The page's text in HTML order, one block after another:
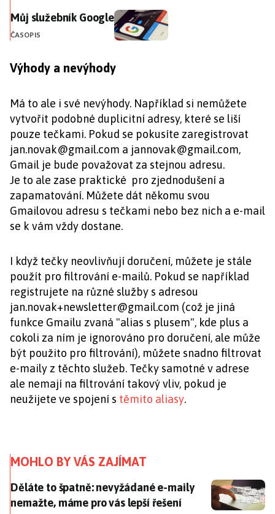
Můj služebník Google
Můj služebník Google
ČASOPIS
Výhody a nevýhody
Má to ale i své nevýhody. Například si nemůžete
vytvořit podobné duplicitní adresy, které se liší
pouze tečkami. Pokud se pokusíte zaregistrovat
jan.novak@gmail.com a jannovak@gmail.com,
Gmail je bude považovat za stejnou adresu.
Je to ale zase praktické pro zjednodušení a
zapamatování. Můžete dát někomu svou
Gmailovou adresu s tečkami nebo bez nich a e-mail
se k vám vždy dostane.
I když tečky neovlivňují doručení, můžete je stále
použít pro filtrování e-mailů. Pokud se například
registrujete na různé služby s adresou
jan.novak+newsletter@gmail.com (což je jiná
funkce Gmailu zvaná "alias s plusem", kde plus a
cokoli za ním je ignorováno pro doručení, ale může
být použito pro filtrování), můžete snadno filtrovat
e-maily z těchto služeb. Tečky samotné v adrese
ale nemají na filtrování takový vliv, pokud je
neužijete ve spojení s těmito aliasy.
MOHLO BY VÁS ZAJÍMAT
Děláte to špatně: nevyžádané e-maily nemažte,
Děláte to špatně: nevyžádané e-maily
nemažte, máme pro vás lepší řešení